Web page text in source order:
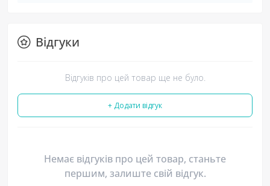
Відгуки
Відгуків про цей товар ще не було.
+ Додати відгук
Немає відгуків про цей товар, станьте
першим, залиште свій відгук.